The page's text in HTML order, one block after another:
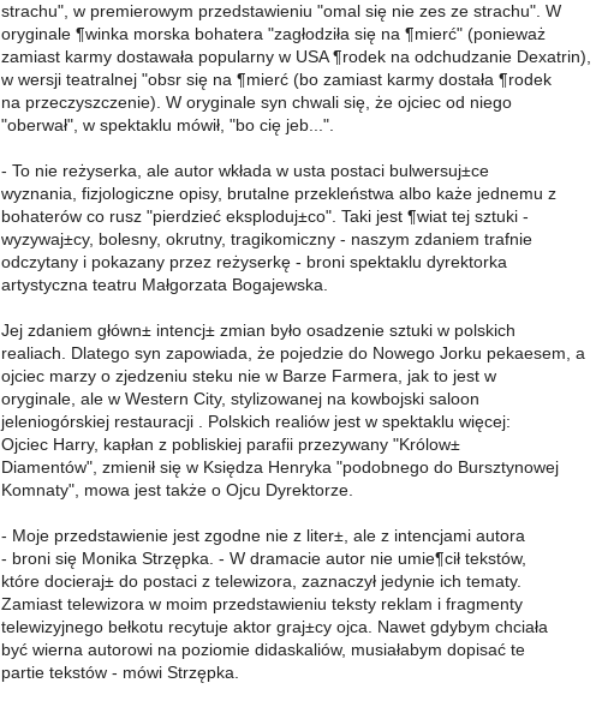
strachu", w premierowym przedstawieniu "omal się nie zes ze strachu". W
oryginale ¶winka morska bohatera "zagłodziła się na ¶mierć" (ponieważ
zamiast karmy dostawała popularny w USA ¶rodek na odchudzanie Dexatrin),
w wersji teatralnej "obsr się na ¶mierć (bo zamiast karmy dostała ¶rodek
na przeczyszczenie). W oryginale syn chwali się, że ojciec od niego
"oberwał", w spektaklu mówił, "bo cię jeb...".
- To nie reżyserka, ale autor wkłada w usta postaci bulwersuj±ce
wyznania, fizjologiczne opisy, brutalne przekleństwa albo każe jednemu z
bohaterów co rusz "pierdzieć eksploduj±co". Taki jest ¶wiat tej sztuki -
wyzywaj±cy, bolesny, okrutny, tragikomiczny - naszym zdaniem trafnie
odczytany i pokazany przez reżyserkę - broni spektaklu dyrektorka
artystyczna teatru Małgorzata Bogajewska.
Jej zdaniem główn± intencj± zmian było osadzenie sztuki w polskich
realiach. Dlatego syn zapowiada, że pojedzie do Nowego Jorku pekaesem, a
ojciec marzy o zjedzeniu steku nie w Barze Farmera, jak to jest w
oryginale, ale w Western City, stylizowanej na kowbojski saloon
jeleniogórskiej restauracji . Polskich realiów jest w spektaklu więcej:
Ojciec Harry, kapłan z pobliskiej parafii przezywany "Królow±
Diamentów", zmienił się w Księdza Henryka "podobnego do Bursztynowej
Komnaty", mowa jest także o Ojcu Dyrektorze.
- Moje przedstawienie jest zgodne nie z liter±, ale z intencjami autora
- broni się Monika Strzępka. - W dramacie autor nie umie¶cił tekstów,
które docieraj± do postaci z telewizora, zaznaczył jedynie ich tematy.
Zamiast telewizora w moim przedstawieniu teksty reklam i fragmenty
telewizyjnego bełkotu recytuje aktor graj±cy ojca. Nawet gdybym chciała
być wierna autorowi na poziomie didaskaliów, musiałabym dopisać te
partie tekstów - mówi Strzępka.